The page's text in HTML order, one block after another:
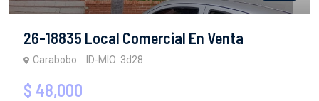
26-18835 Local Comercial En Venta
Carabobo ID-MIO: 3d28
$ 48,000